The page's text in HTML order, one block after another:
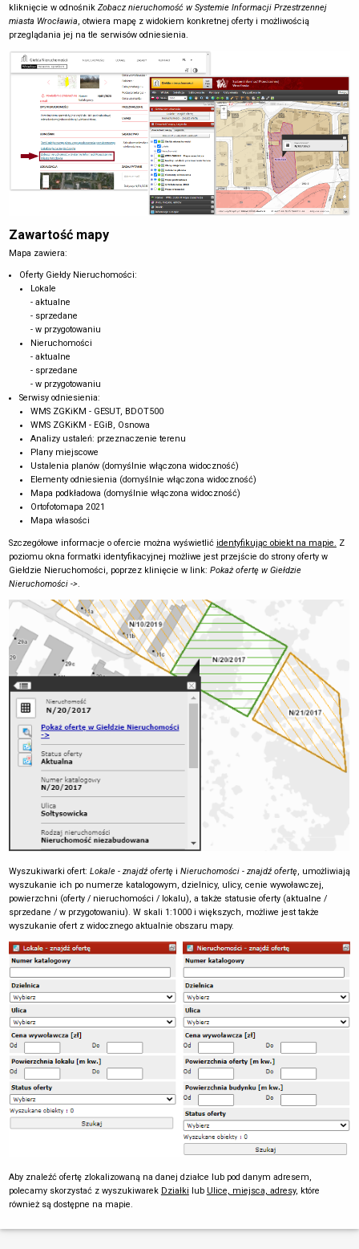
kliknięcie w odnośnik Zobacz nieruchomość w Systemie Informacji Przestrzennej
miasta Wrocławia, otwiera mapę z widokiem konkretnej oferty i możliwością
przeglądania jej na tle serwisów odniesienia.
Zawartość mapy
Mapa zawiera:
Oferty Giełdy Nieruchomości:
Lokale
- aktualne
- sprzedane
- w przygotowaniu
Nieruchomości
- aktualne
- sprzedane
- w przygotowaniu
Serwisy odniesienia:
WMS ZGKiKM - GESUT, BDOT500
WMS ZGKiKM - EGiB, Osnowa
Analizy ustaleń: przeznaczenie terenu
Plany miejscowe
Ustalenia planów (domyślnie włączona widoczność)
Elementy odniesienia (domyślnie włączona widoczność)
Mapa podkładowa (domyślnie włączona widoczność)
Ortofotomapa 2021
Mapa własości
Szczegółowe informacje o ofercie można wyświetlić identyfikując obiekt na mapie. Z
poziomu okna formatki identyfikacyjnej możliwe jest przejście do strony oferty w
Giełdzie Nieruchomości, poprzez klinięcie w link: Pokaż ofertę w Giełdzie
Nieruchomości ->.
Wyszukiwarki ofert: Lokale - znajdź ofertęi Nieruchomości - znajdź ofertę, umożliwiają
wyszukanie ich po numerze katalogowym, dzielnicy, ulicy, cenie wywoławczej,
powierzchni (oferty / nieruchomości / lokalu), a także statusie oferty (aktualne /
sprzedane / w przygotowaniu). W skali 1:1000 i większych, możliwe jest także
wyszukanie ofert z widocznego aktualnie obszaru mapy.
Aby znaleźć ofertę zlokalizowaną na danej działce lub pod danym adresem,
polecamy skorzystać z wyszukiwarek Działki lub Ulice, miejsca, adresy, które
również są dostępne na mapie.